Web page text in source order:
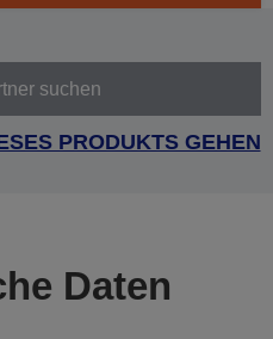
suchen
PRODUKTS GEHEN
Daten